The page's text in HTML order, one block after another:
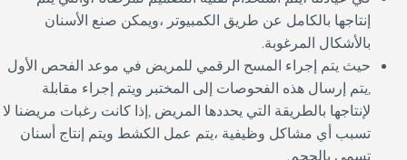
إنتاجها بالكامل عن طريق الكمبيوتر ،ويمكن صنع الأسنان
بالأشكال المرغوبة.
حيث يتم إجراء المسح الرقمي للمريض في موعد الفحص الأول
,يتم إرسال هذه الفحوصات إلى المختبر ويتم إجراء مقابلة
لإنتاجها بالطريقة التي يحددها المريض ,إذا كانت رغبات مريضنا لا
تسبب أي مشاكل وظيفية ،يتم عمل الكشط ويتم إنتاج أسنان
تسمى بالحجم.